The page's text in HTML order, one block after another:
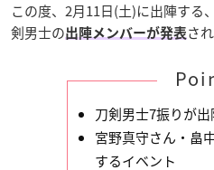
この度、2月11日(土)に出陣する
剣男士の出陣メンバーが発表 さ
刀剣男士7振りが出
宮野真守さん・畠
するイベント